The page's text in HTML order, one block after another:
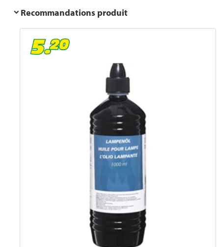
Recommandations produit